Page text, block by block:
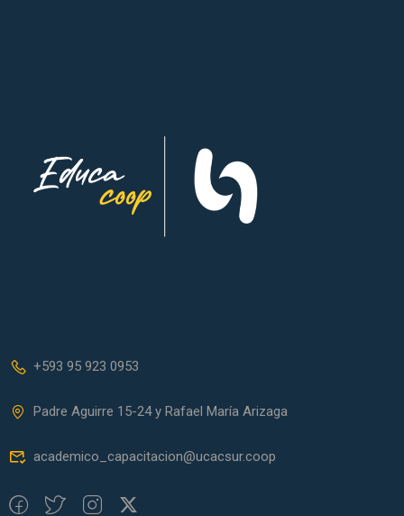
+593 95 923 0953
Padre Aguirre 15-24 y Rafael María Arizaga
academico_capacitacion@ucacsur.coop